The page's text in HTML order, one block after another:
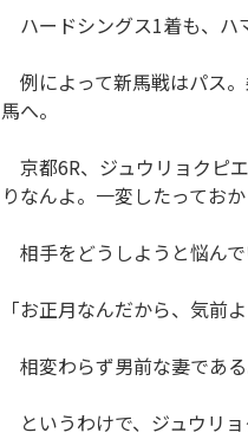
ハードシングス1着も、ハ
例によって新馬戦はパス
馬へ。
京都6R、ジュウリョクピ
りなんよ。一変したっておか
相手をどうしようと悩んで
「お正月なんだから、気前
相変わらず男前な妻である
というわけで、ジュウリョ